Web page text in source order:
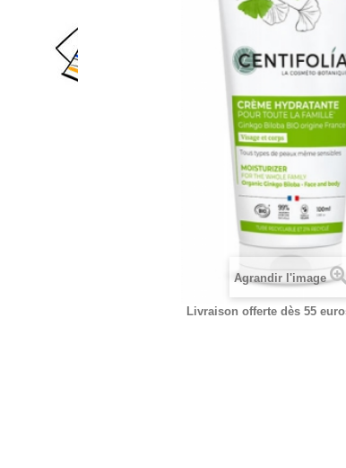
Agrandir l'image
Livraison offerte dès 55